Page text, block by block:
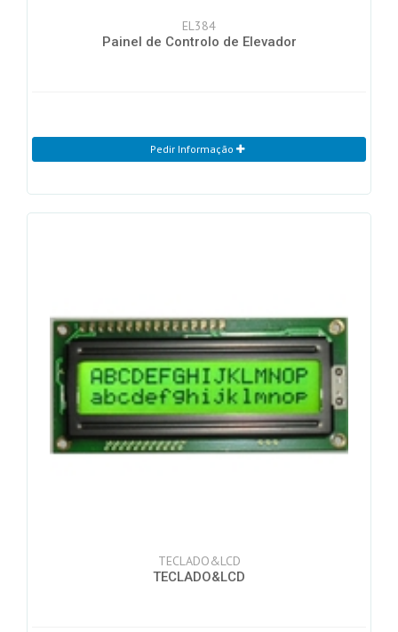
EL384
Painel de Controlo de Elevador
Pedir Informação
TECLADO&LCD
TECLADO&LCD